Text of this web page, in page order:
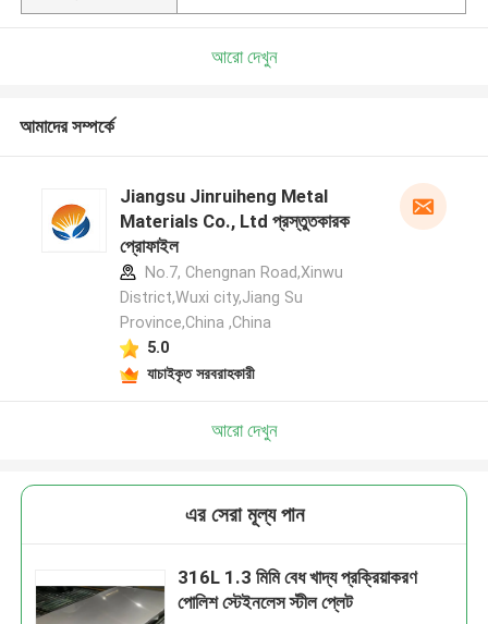
আরো দেখুন
আমাদের সম্পর্কে
Jiangsu Jinruiheng Metal
Materials Co., Ltd প্রস্তুতকারক
প্রোফাইল
No.7, Chengnan Road,Xinwu
District,Wuxi city,Jiang Su
Province,China ,China
5.0
যাচাইকৃত সরবরাহকারী
আরো দেখুন
এর সেরা মূল্য পান
316L 1.3 মিমি বেধ খাদ্য প্রক্রিয়াকরণ
পোলিশ স্টেইনলেস স্টীল প্লেট